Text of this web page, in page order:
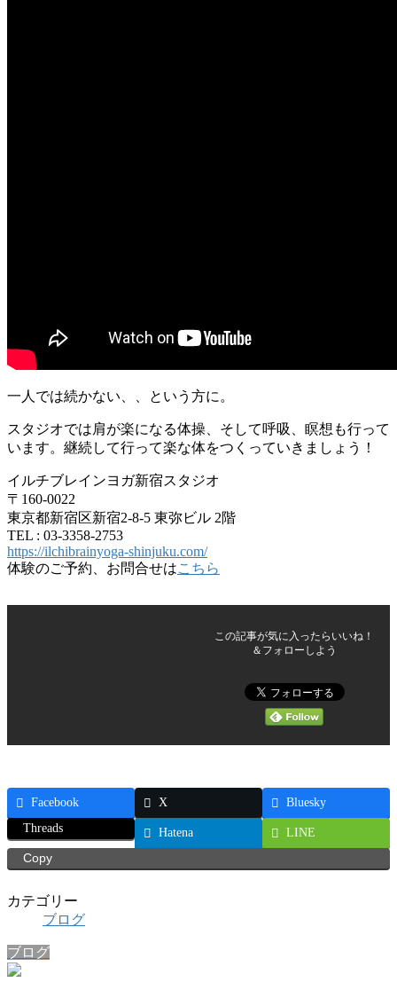
一人では続かない、、という方に。
スタジオでは肩が楽になる体操、そして呼吸、瞑想も行って
います。継続して行って楽な体をつくっていきましょう！
イルチブレインヨガ新宿スタジオ
〒160-0022
東京都新宿区新宿2-8-5 東弥ビル 2階
TEL : 03-3358-2753
https://ilchibrainyoga-shinjuku.com/
体験のご予約、お問合せはこちら
この記事が気に入ったらいいね！
＆フォローしよう
Facebook X
Bluesky
Threads
Hatena
LINE
Copy
カテゴリー
ブログ
ブログ